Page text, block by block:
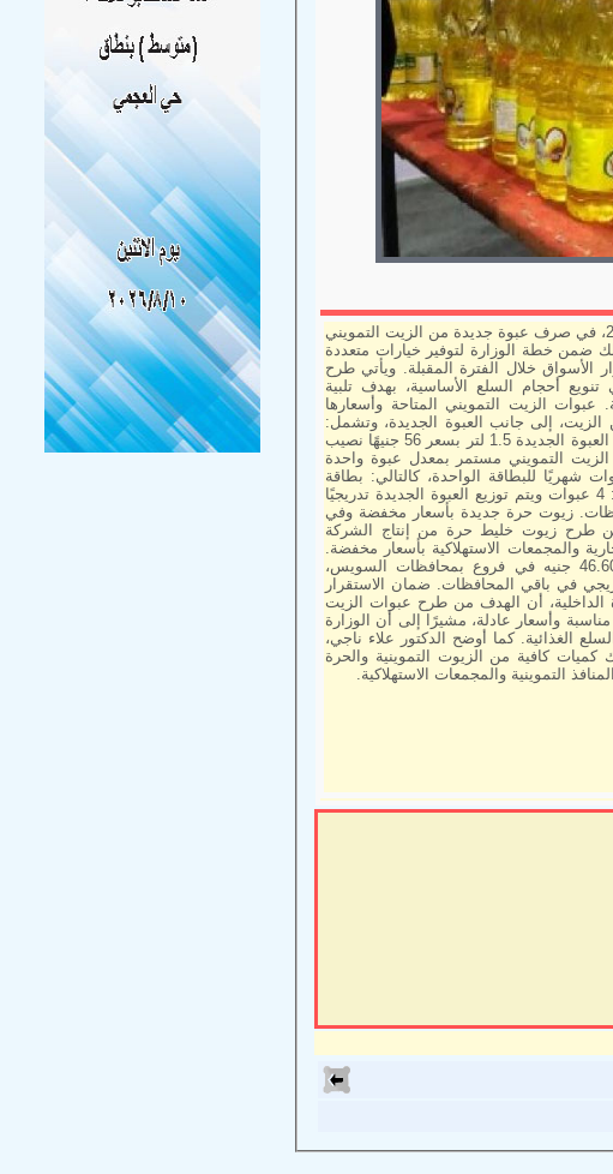
تبدأ وزارة التموين والتجارة الداخلية اعتبارًا من 1 ديسمبر 2025، في صرف عبوة جديدة من الزيت التمويني
التموين، وذلك ضمن خطة الوزارة لتوفير خيارات متعددة
خلال الفترة المقبلة. ويأتي طرح
أحجام السلع الأساسية، بهدف تلبية
عبوات الزيت التمويني المتاحة وأسعارها
الزيت، إلى جانب العبوة الجديدة، وتشمل:
عبوة 800 مللي بسعر 30 جنيهًا عبوة 700 مللي بسعر 27 جنيهًا العبوة الجديدة 1.5 لتر بسعر 56 جنيهًا نصيب
الوزارة أن صرف الزيت التمويني مستمر بمعدل عبوة واحدة
لكل فرد مسجل على البطاقة، بحد أقصى 4 عبوات شهريًا للبطاقة الواحدة، كالتالي: بطاقة
فردين: عبوتان بطاقة 3 أفراد: 3 عبوات بطاقة 4 أفراد فأكثر: 4 عبوات ويتم توزيع العبوة الجديدة تدريجيًا
زيوت حرة جديدة بأسعار مخفضة وفي
طرح زيوت خليط حرة من إنتاج الشركة
والمجمعات الاستهلاكية بأسعار مخفضة.
حيثُ سيتم طرح عبوة زيت خليط سعة 700 مللي بسعر 46.60 جنيه في فروع بمحافظات السويس،
في باقي المحافظات. ضمان الاستقرار
الداخلية، أن الهدف من طرح عبوات الزيت
وأسعار عادلة، مشيرًا إلى أن الوزارة
الغذائية. كما أوضح الدكتور علاء ناجي،
كميات كافية من الزيوت التموينية والحرة
التموينية والمجمعات الاستهلاكية.